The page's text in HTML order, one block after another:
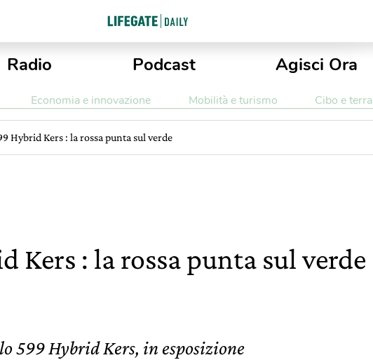
Radio Podcast Agisci Ora
Economia e innovazione Mobilità e turismo Cibo e terra
Hybrid Kers : la rossa punta sul verde
Kers : la rossa punta sul verde
599 Hybrid Kers, in esposizione